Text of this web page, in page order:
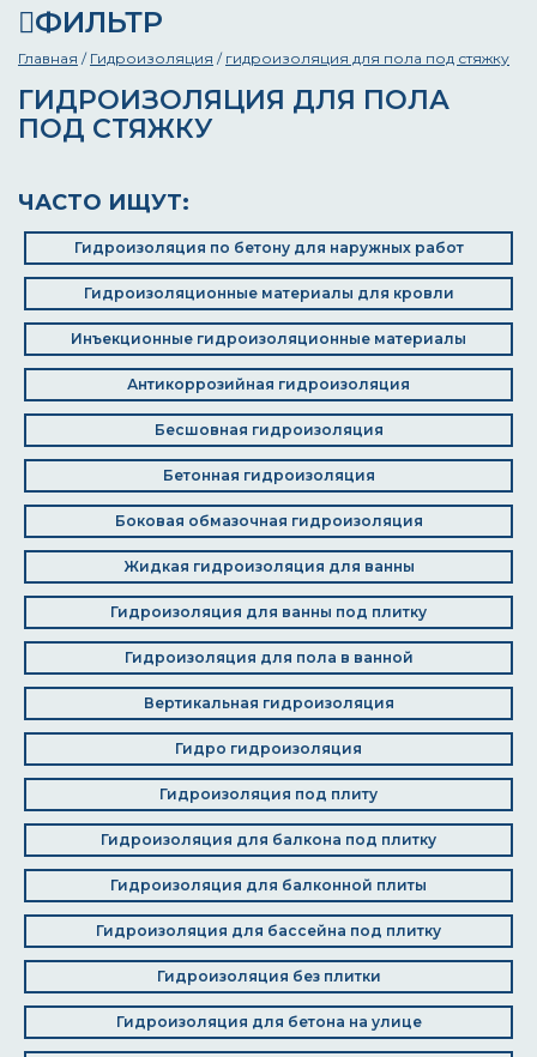
ФИЛЬТР
Главная / Гидроизоляция / гидроизоляция для пола под стяжку
ГИДРОИЗОЛЯЦИЯ ДЛЯ ПОЛА
ПОД СТЯЖКУ
ЧАСТО ИЩУТ:
Гидроизоляция по бетону для наружных работ
Гидроизоляционные материалы для кровли
Инъекционные гидроизоляционные материалы
Антикоррозийная гидроизоляция
Бесшовная гидроизоляция
Бетонная гидроизоляция
Боковая обмазочная гидроизоляция
Жидкая гидроизоляция для ванны
Гидроизоляция для ванны под плитку
Гидроизоляция для пола в ванной
Вертикальная гидроизоляция
Гидро гидроизоляция
Гидроизоляция под плиту
Гидроизоляция для балкона под плитку
Гидроизоляция для балконной плиты
Гидроизоляция для бассейна под плитку
Гидроизоляция без плитки
Гидроизоляция для бетона на улице